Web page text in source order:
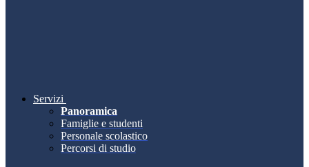
Servizi
Panoramica
Famiglie e studenti
Personale scolastico
Percorsi di studio